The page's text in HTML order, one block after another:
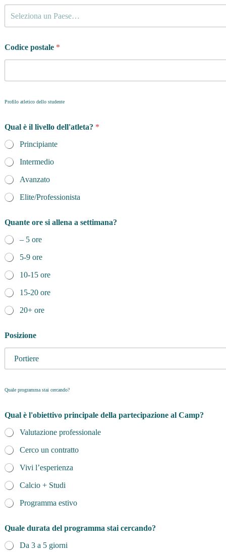
Seleziona un Paese…
Codice postale *
Profilo atletico dello studente
Qual è il livello dell'atleta? *
Principiante
Intermedio
Avanzato
Elite/Professionista
Quante ore si allena a settimana?
– 5 ore
5-9 ore
10-15 ore
15-20 ore
20+ ore
Posizione
Quale programma stai cercando?
C
o
g
n
o
m
e
Qual è l'obiettivo principale della partecipazione al Camp?
Valutazione professionale
Cerco un contratto
Vivi l’esperienza
Calcio + Studi
Programma estivo
Quale durata del programma stai cercando?
Da 3 a 5 giorni